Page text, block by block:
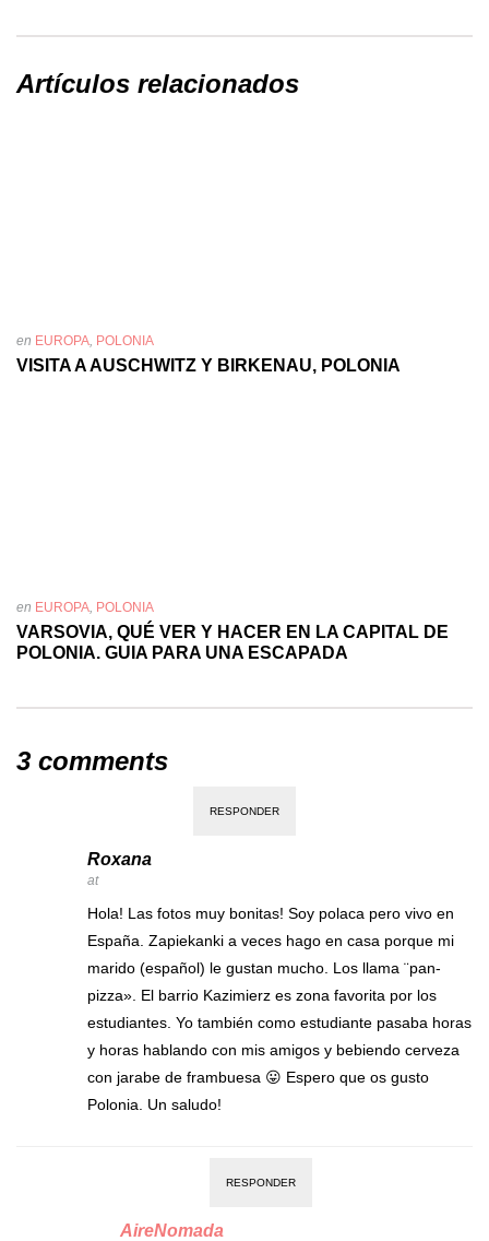
Artículos relacionados
en EUROPA, POLONIA
VISITA A AUSCHWITZ Y BIRKENAU, POLONIA
en EUROPA, POLONIA
VARSOVIA, QUÉ VER Y HACER EN LA CAPITAL DE
POLONIA. GUIA PARA UNA ESCAPADA
3 comments
RESPONDER
Roxana
at
Hola! Las fotos muy bonitas! Soy polaca pero vivo en
España. Zapiekanki a veces hago en casa porque mi
marido (español) le gustan mucho. Los llama ¨pan-
pizza». El barrio Kazimierz es zona favorita por los
estudiantes. Yo también como estudiante pasaba horas
y horas hablando con mis amigos y bebiendo cerveza
con jarabe de frambuesa 😛 Espero que os gusto
Polonia. Un saludo!
RESPONDER
AireNomada